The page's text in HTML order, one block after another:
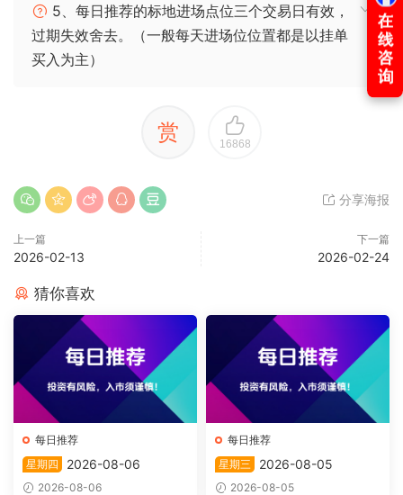
5、每日推荐的标地进场点位三个交易日有效，
过期失效舍去。（一般每天进场位位置都是以挂单
买入为主）
赏 16868
分享海报
上一篇
2026-02-13
下一篇
2026-02-24
猜你喜欢
每日推荐
星期四
2026-08-06
2026-08-06
每日推荐
星期三
2026-08-05
2026-08-05